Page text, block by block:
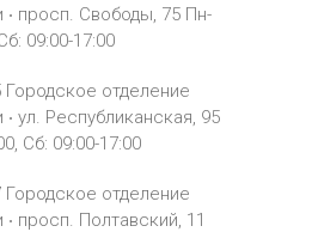
просп. Свободы, 75 Пн-
09:00-17:00
Городское отделение
ул. Республиканская, 95
Сб: 09:00-17:00
Городское отделение
просп. Полтавский, 11